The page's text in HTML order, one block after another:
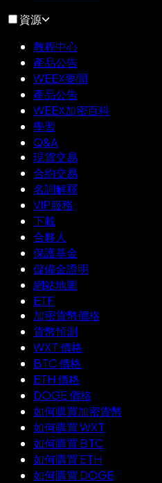
資源
教程中心
產品公告
WEEX要聞
產品公告
WEEX加密百科
學習
Q&A
現貨交易
合約交易
名詞解釋
VIP服務
下載
合夥人
保護基金
儲備金證明
網站地圖
ETF
加密貨幣價格
貨幣預測
WXT 價格
BTC 價格
ETH 價格
DOGE 價格
如何購買加密貨幣
如何購買 WXT
如何購買 BTC
如何購買 ETH
如何購買 DOGE